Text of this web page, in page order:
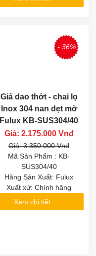
- 36%
Giá dao thớt - chai lọ
Inox 304 nan dẹt mờ
Fulux KB-SUS304/40
Giá: 2.175.000 Vnđ
Giá: 3.350.000 Vnđ
Mã Sản Phẩm : KB-
SUS304/40
Hãng Sản Xuất: Fulux
Xuất xứ: Chính hãng
Xem chi tiết